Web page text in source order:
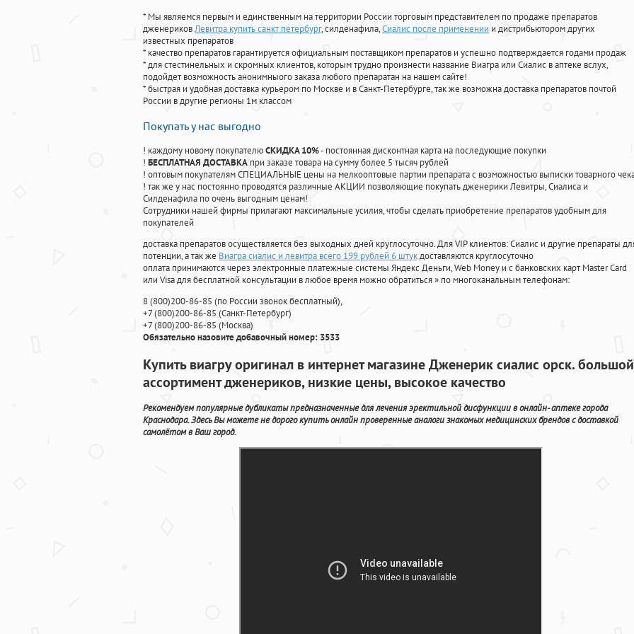
* Мы являемся первым и единственным на территории России торговым представителем по продаже препаратов
дженериковЛевитра купить санкт петербург, силденафила,Сиалис после применении и дистрибьютором других
известных препаратов
* качество препаратов гарантируется официальным поставщиком препаратов и успешно подтверждается годами продаж
* для стестинельных и скромных клиентов, которым трудно произнести название Виагра или Сиалис в аптеке вслух,
подойдет возможность анонимныого заказа любого препаратан на нашем сайте!
* быстрая и удобная доставка курьером по Москве и в Санкт-Петербурге, так же возможна доставка препаратов почтой
России в другие регионы 1м классом
Покупать у нас выгодно
! каждому новому покупателюСКИДКА 10%- постоянная дисконтная карта на последующие покупки
! БЕСПЛАТНАЯ ДОСТАВКА при заказе товара на сумму более 5 тысяч рублей
! оптовым покупателям СПЕЦИАЛЬНЫЕ цены на мелкооптовые партии препарата с возможностью выписки товарного
! так же у нас постоянно проводятся различные АКЦИИ позволяющие покупать дженерики Левитры, Сиалиса и
Силденафила по очень выгодным ценам!
Cотрудники нашей фирмы прилагают максимальные усилия, чтобы сделать приобретение препаратов удобным для
покупателей
доставка препаратов осуществляется без выходных дней круглосуточно. Для VIP клиентов: Сиалис и другие препараты
потенции, а так же Виагра сиалис и левитра всего 199 рублей 6 штукдоставляются круглосуточно
оплата принимаются через электронные платежные системы Яндекс Деньги, Web Money и с банковских карт Master Card
или Visa для бесплатной консультации в любое время можно обратиться» по многоканальным телефонам:
8(800)200-86-85 (по России звонок бесплатный),
+7(800)200-86-85 (Санкт-Петербург)
+7(800)200-86-85 (Москва)
Обязательно назовите добавочный номер: 3533
Купить виагру оригинал в интернет магазине Дженерик сиалис орск. большой
ассортимент дженериков, низкие цены, высокое качество
Рекомендуем популярные дубликаты предназначенные для лечения эректильной дисфункции в онлайн- аптеке города
Краснодара. Здесь Вы можете не дорого купить онлайн проверенные аналоги знакомых медицинских брендов с доставкой
самолётом в Ваш город.